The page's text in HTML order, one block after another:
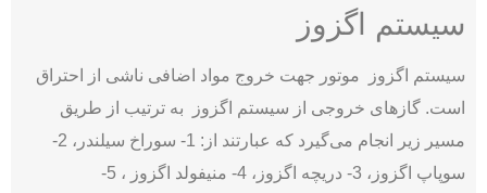
سیستم اگزوز
سیستم اگزوز موتور جهت خروج مواد اضافی ناشی از احتراق
است. گازهای خروجی از سیستم اگزوز به ترتیب از طریق
مسیر زیر انجام می‌گیرد که عبارتند از: 1- سوراخ سیلندر، 2-
سوپاپ اگزوز، 3- دریچه اگزوز، 4- منیفولد اگزوز ، 5-